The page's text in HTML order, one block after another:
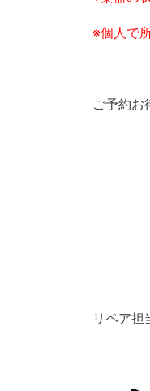
※個人で
ご予約お
リペア